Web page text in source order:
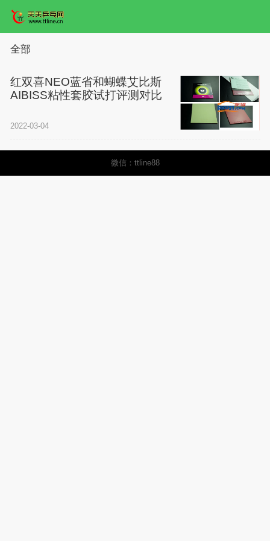
全部
红双喜NEO蓝省和蝴蝶艾比斯
AIBISS粘性套胶试打评测对比
2022-03-04
微信：ttline88